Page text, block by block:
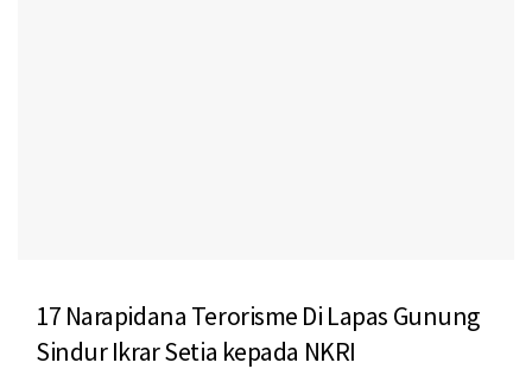
17 Narapidana Terorisme Di Lapas Gunung
Sindur Ikrar Setia kepada NKRI